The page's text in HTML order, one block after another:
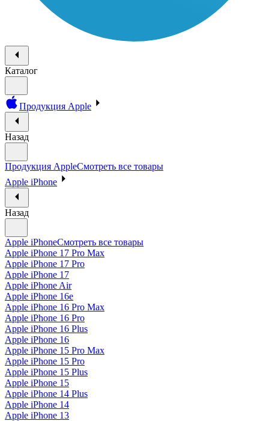
Каталог
Продукция Apple
Назад
Продукция AppleСмотреть все товары
Apple iPhone
Назад
Apple iPhoneСмотреть все товары
Apple iPhone 17 Pro Max
Apple iPhone 17 Pro
Apple iPhone 17
Apple iPhone Air
Apple iPhone 16e
Apple iPhone 16 Pro Max
Apple iPhone 16 Pro
Apple iPhone 16 Plus
Apple iPhone 16
Apple iPhone 15 Pro Max
Apple iPhone 15 Pro
Apple iPhone 15 Plus
Apple iPhone 15
Apple iPhone 14 Plus
Apple iPhone 14
Apple iPhone 13